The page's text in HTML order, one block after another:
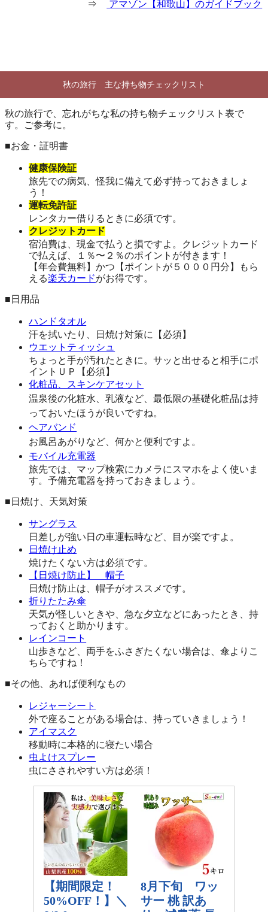
⇒ アマゾン【和歌山】のガイドブック
秋の旅行 主な持ち物チェックリスト
秋の旅行で、忘れがちな私の持ち物チェックリスト表で
す。ご参考に。
■お金・証明書
健康保険証
旅先での病気、怪我に備えて必ず持っておきましょ
う！
運転免許証
レンタカー借りるときに必須です。
クレジットカード
宿泊費は、現金で払うと損ですよ。クレジットカード
で払えば、１％〜２％のポイントが付きます！
【年会費無料】かつ【ポイントが５０００円分】もら
える楽天カードがお得です。
■日用品
ハンドタオル
汗を拭いたり、日焼け対策に【必須】
ウエットティッシュ
ちょっと手が汚れたときに。サッと出せると相手にポ
イントＵＰ【必須】
化粧品、スキンケアセット
温泉後の化粧水、乳液など、最低限の基礎化粧品は持
っておいたほうが良いですね。
ヘアバンド
お風呂あがりなど、何かと便利ですよ。
モバイル充電器
旅先では、マップ検索にカメラにスマホをよく使いま
す。予備充電器を持っておきましょう。
■日焼け、天気対策
サングラス
日差しが強い日の車運転時など、目が楽ですよ。
日焼け止め
焼けたくない方は必須です。
【日焼け防止】 帽子
日焼け防止は、帽子がオススメです。
折りたたみ傘
天気が怪しいときや、急な夕立などにあったとき、持
っておくと助かります。
レインコート
山歩きなど、両手をふさぎたくない場合は、傘よりこ
ちらですね！
■その他、あれば便利なもの
レジャーシート
外で座ることがある場合は、持っていきましょう！
アイマスク
移動時に本格的に寝たい場合
虫よけスプレー
虫にさされやすい方は必須！